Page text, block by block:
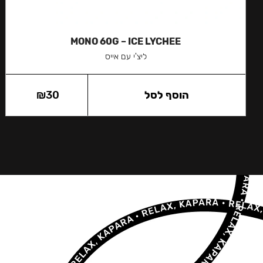
MONO 60G – ICE LYCHEE
ליצ'י עם אייס
₪30 הוסף לסל